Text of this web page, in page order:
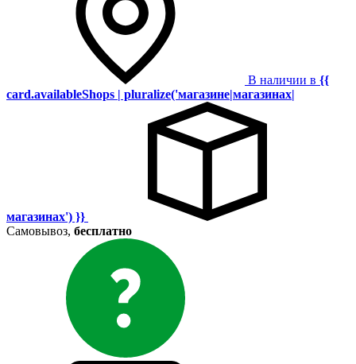
В наличии в {{
card.availableShops | pluralize('магазине|магазинах|
магазинах') }}
Самовывоз, бесплатно